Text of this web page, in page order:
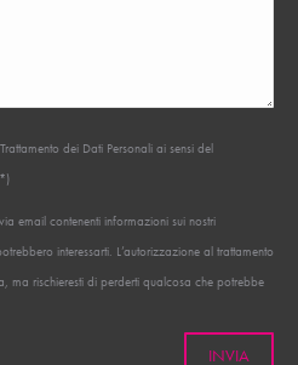
dei Dati Personali ai sensi del
email contenenti informazioni sui nostri
interessarti. L’autorizzazione al trattamento
ma rischieresti di perderti qualcosa che potrebbe